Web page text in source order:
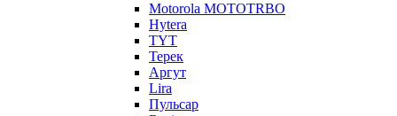
Motorola MOTOTRBO
Hytera
TYT
Терек
Аргут
Lira
Пульсар